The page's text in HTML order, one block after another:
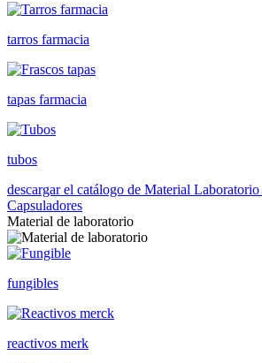
tarros farmacia
tapas farmacia
tubos
descargar el catálogo de Material Laboratorio
Capsuladores
Material de laboratorio
fungibles
reactivos merk